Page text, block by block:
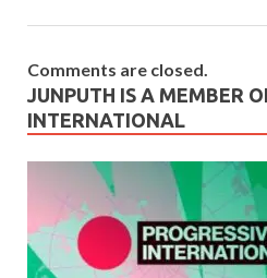
Comments are closed.
JUNPUTH IS A MEMBER
INTERNATIONAL